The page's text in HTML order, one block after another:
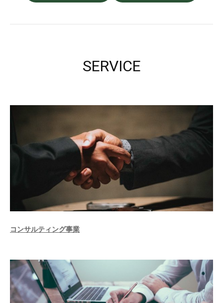
SERVICE
コンサルティング事業